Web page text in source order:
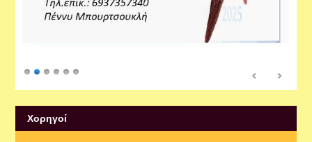
Xορηγοί